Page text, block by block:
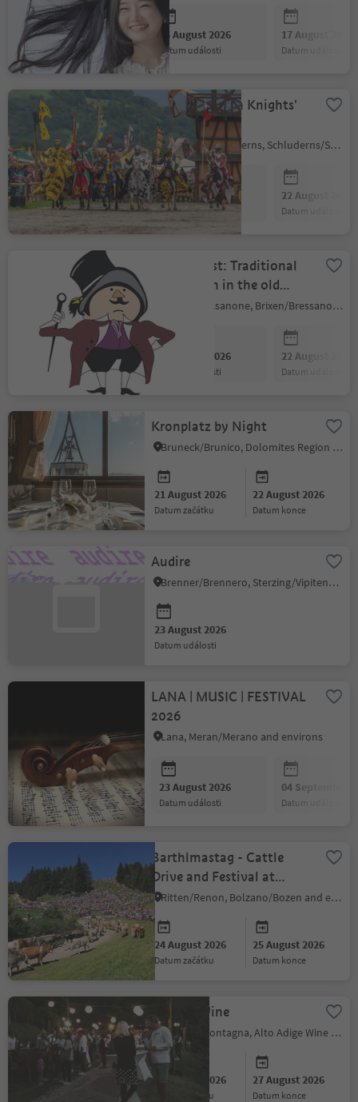
16 August 2026
datum události
17 August 2026
datum události
South Tyrolean Knights'
Festival
Sluderno/Schluderns, Schluderns/Sluderno, Vinschgau/Val Venosta
21 August 2026
datum události
22 August 2026
datum události
Altstadtfest: Traditional
celebration in the old
Brixen/Bressanone, Brixen/Bressanone and environs
21 August 2026
datum události
22 August 2026
datum události
Kronplatz by Night
Bruneck/Brunico, Dolomites Region Kronplatz/Plan de Corones
21 August 2026
datum začátku
22 August 2026
datum konce
Audire
Brenner/Brennero, Sterzing/Vipiteno and environs
23 August 2026
datum události
LANA | MUSIC | FESTIVAL
2026
Lana, Meran/Merano and environs
23 August 2026
datum události
04 September
datum události
Barthlmastag - Cattle
Drive and Festival at
Rittner Horn
Ritten/Renon, Bolzano/Bozen and environs
24 August 2026
datum začátku
25 August 2026
datum konce
Glen & Wine
Montan/Montagna, Alto Adige Wine Road
27 August 2026
datum začátku
27 August 2026
datum konce